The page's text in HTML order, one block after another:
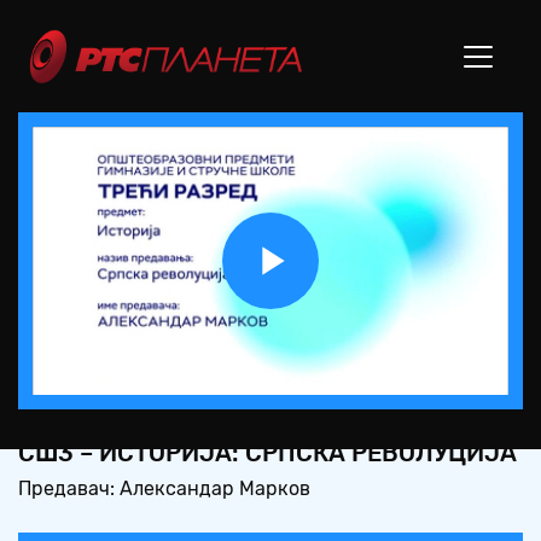
Play
Video
СШ3 – ИСТОРИЈА: СРПСКА РЕВОЛУЦИЈА
Предавач: Александар Марков